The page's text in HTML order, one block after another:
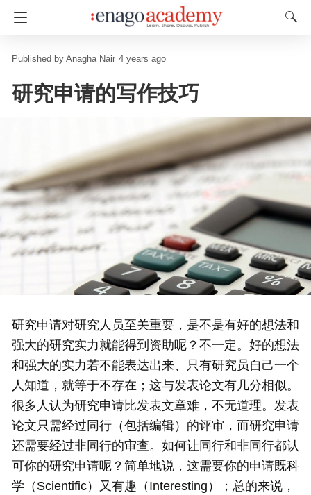
Anagha Nair 4 years ago
研究申请的写作技巧
研究申请对研究人员至关重要，是不是有好的想法和
强大的研究实力就能得到资助呢？不一定。好的想法
和强大的实力若不能表达出来、只有研究员自己一个
人知道，就等于不存在；这与发表论文有几分相似。
很多人认为研究申请比发表文章难，不无道理。发表
论文只需经过同行（包括编辑）的评审，而研究申请
还需要经过非同行的审查。如何让同行和非同行都认
可你的研究申请呢？简单地说，这需要你的申请既科
学（Scientific）又有趣（Interesting）；总的来说，